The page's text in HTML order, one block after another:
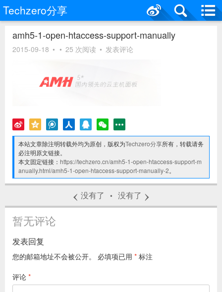
Techzero分享
amh5-1-open-htaccess-support-manually
2015-09-18 • • 25 次阅读 • 发表评论
本站文章除注明转载外均为原创，版权为Techzero分享所有，转载请务
必注明原文链接。
本文固定链接：https://techzero.cn/amh5-1-open-htaccess-support-m
anually.html/amh5-1-open-htaccess-support-manually-2。
‹ 没有了 • 没有了 ›
暂无评论
发表回复
您的邮箱地址不会被公开。 必填项已用 * 标注
评论 *